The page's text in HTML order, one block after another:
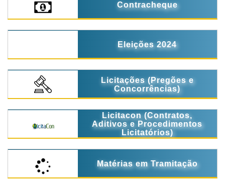
Contracheque
Eleições 2024
Licitações (Pregões e
Concorrências)
Licitacon (Contratos,
Aditivos e Procedimentos
Licitatórios)
Matérias em Tramitação